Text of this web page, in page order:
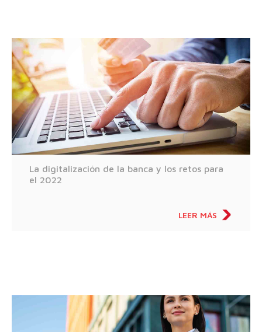
La digitalización de la banca y los retos para
el 2022
LEER MÁS